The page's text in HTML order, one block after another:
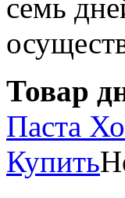
семь
Товар
Паста
Купить